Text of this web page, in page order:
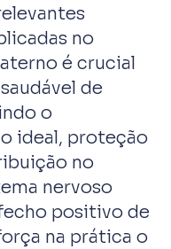
no
é crucial
de
o
ideal, proteção
no
nervoso
positivo de
na prática o